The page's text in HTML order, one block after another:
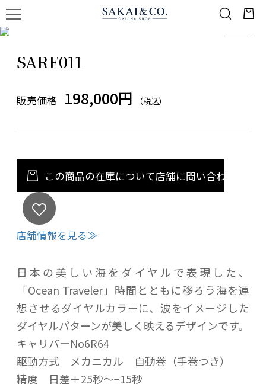
SARF011
販売価格 198,000円 （税込）
この商品の在庫について店舗に問い合わせる
店舗情報を見る≫
日本の美しい海をダイヤルで表現した、
「Ocean Traveler」時間とともに移ろう海を連
想させるダイヤルカラーに、波をイメージした
ダイヤルパターンが美しく映えるデザインです。
キャリバーNo6R64
駆動方式 メカニカル 自動巻（手巻つき）
精度 日差＋25秒〜−15秒